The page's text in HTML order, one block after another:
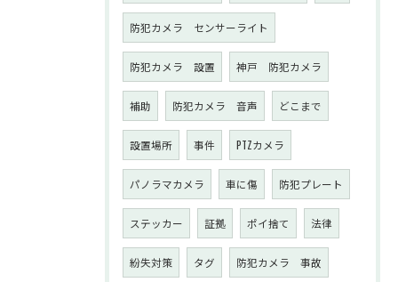
防犯カメラ センサーライト
防犯カメラ 設置 神戸 防犯カメラ
補助 防犯カメラ 音声 どこまで
設置場所 事件 PTZカメラ
パノラマカメラ 車に傷 防犯プレート
ステッカー 証拠 ポイ捨て 法律
紛失対策 タグ 防犯カメラ 事故